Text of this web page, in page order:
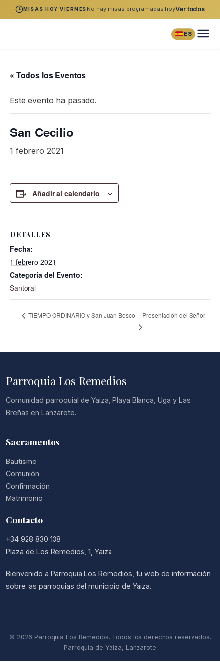
MISAS HOY VIERNES No hay misas programadas hoyVer todos
ES
« Todos los Eventos
Este evento ha pasado.
San Cecilio
1 febrero 2021
Añadir al calendario
DETALLES
Fecha:
1 febrero 2021
Categoría del Evento:
Santoral
TIEMPO ORDINARIO y San Juan Bosco Presentación del Señor
Parroquia Los Remedios
Comunidad parroquial de Yaiza, Playa Blanca, Uga y Las
Breñas en Lanzarote.
Sacramentos
Bautismo
Comunión
Confirmación
Matrimonio
Contacto
+34 928 830 138
Plaza de Los Remedios, 1, Yaiza
Bienvenido a Parroquia Los Remedios, tu web de información
sobre las parroquias del municipio de Yaiza.
© 2026 Parroquia Los Remedios. Todos los derechos reservados.
Parroquia de Yaiza, Lanzarote